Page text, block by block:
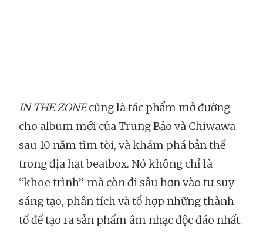
IN THE ZONEcũng là tác phẩm mở đường
cho album mới của Trung Bảo và Chiwawa
sau 10 năm tìm tòi, và khám phá bản thể
trong địa hạt beatbox. Nó không chỉ là
“khoe trình” mà còn đi sâu hơn vào tư suy
sáng tạo, phân tích và tổ hợp những thành
tố để tạo ra sản phẩm âm nhạc độc đáo nhất.